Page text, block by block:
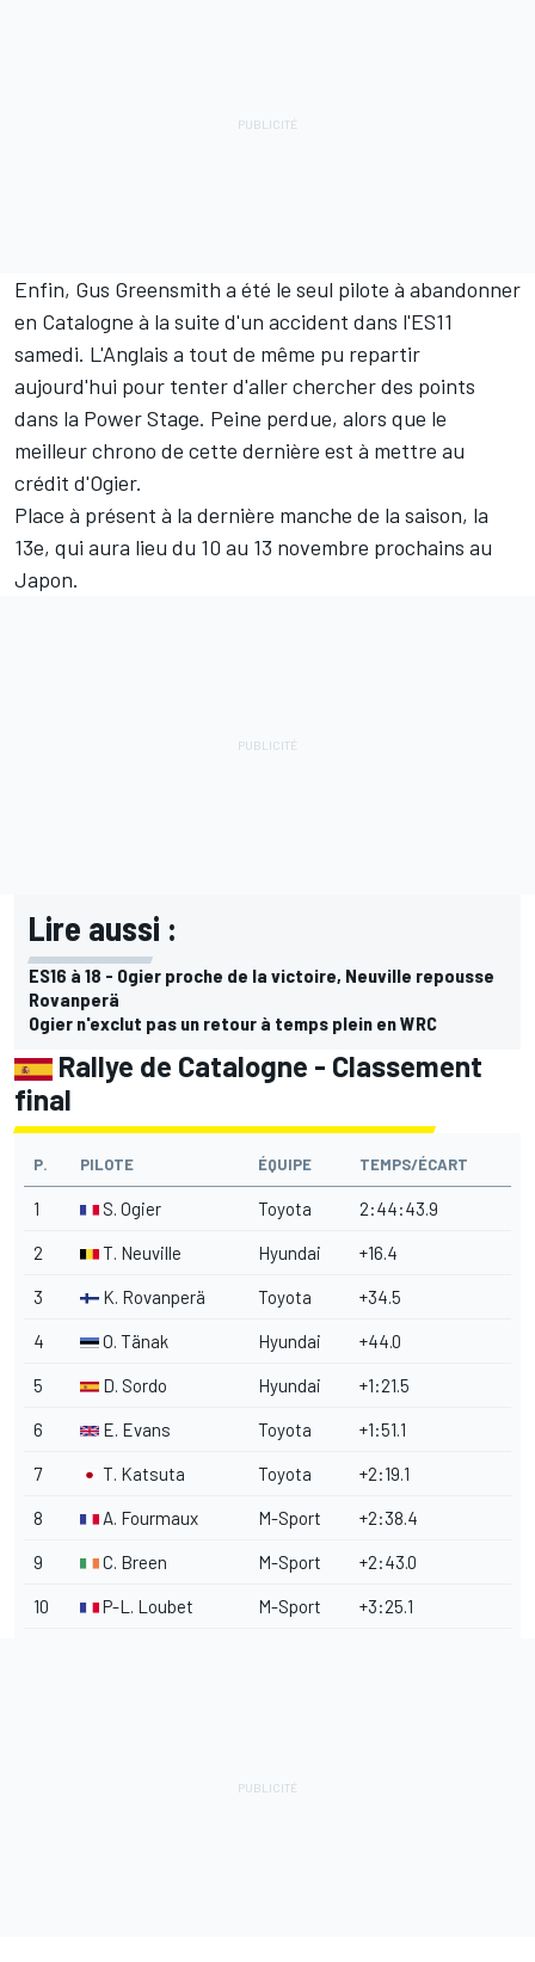
Enfin, Gus Greensmith a été le seul pilote à abandonner
en Catalogne à la suite d'un accident dans l'ES11
samedi. L'Anglais a tout de même pu repartir
aujourd'hui pour tenter d'aller chercher des points
dans la Power Stage. Peine perdue, alors que le
meilleur chrono de cette dernière est à mettre au
crédit d'Ogier.
Place à présent à la dernière manche de la saison, la
13e, qui aura lieu du 10 au 13 novembre prochains au
Japon.
Lire aussi :
ES16 à 18 - Ogier proche de la victoire, Neuville repousse
Rovanperä
Ogier n'exclut pas un retour à temps plein en WRC
Rallye de Catalogne - Classement
final
P. PILOTE ÉQUIPE TEMPS/ÉCART
1 S. Ogier Toyota 2:44:43.9
2 T. Neuville Hyundai +16.4
3 K. Rovanperä Toyota +34.5
4 O. Tänak Hyundai +44.0
5 D. Sordo Hyundai +1:21.5
6 E. Evans Toyota +1:51.1
7 T. Katsuta Toyota +2:19.1
8 A. Fourmaux M-Sport +2:38.4
9 C. Breen M-Sport +2:43.0
10 P-L. Loubet M-Sport +3:25.1